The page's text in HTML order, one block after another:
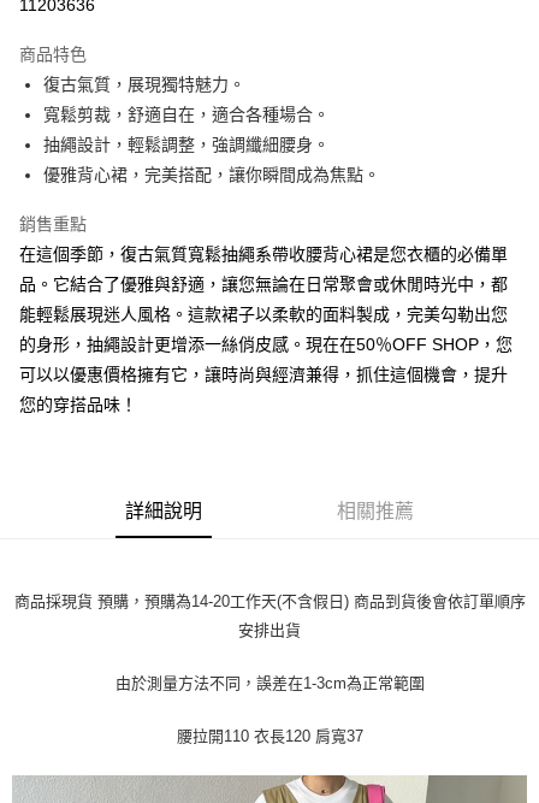
Apple Pay
街口支付
悠遊付
Google Pay
全盈+PAY
【關於「AFTEE先享後付」】
AFTEE先享後付是「在收到商品之後才付款」的支付方式。 讓您購物簡單
便利好安心！
【「AFTEE先享後付」結帳流程】
３．收到繳費通知簡訊後14天內，點擊此簡訊中的連結，可透過四大超商／
※ 請注意：結帳手續完成當下不需立刻繳費，但若您需要取消訂單，請聯絡
後付繳納相關費用。
是否繳費成功／繳費後需取消欲退款等相關疑問，請聯繫「AFTEE先享後付
https://netprotections.freshdesk.com/support/home
【注意事項】
ATM付款
每筆NT$45，滿NT$499(含以上)免運費
宅配
11203636
商品特色
復古氣質，展現獨特魅力。
寬鬆剪裁，舒適自在，適合各種場合。
抽繩設計，輕鬆調整，強調纖細腰身。
優雅背心裙，完美搭配，讓你瞬間成為焦點。
銷售重點
在這個季節，復古氣質寬鬆抽繩系帶收腰背心裙是您衣櫃的必備單
品。它結合了優雅與舒適，讓您無論在日常聚會或休閒時光中，都
能輕鬆展現迷人風格。這款裙子以柔軟的面料製成，完美勾勒出您
的身形，抽繩設計更增添一絲俏皮感。現在在50％OFF SHOP，您
可以以優惠價格擁有它，讓時尚與經濟兼得，抓住這個機會，提升
您的穿搭品味！
詳細說明 相關推薦
商品採現貨 預購，預購為14-20工作天(不含假日) 商品到貨後會依訂單順序
安排出貨
由於測量方法不同，誤差在1-3cm為正常範圍
腰拉開110 衣長120 肩寬37